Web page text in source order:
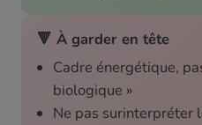
🔻 À garder en tête
Cadre énergétique,
biologique »
Ne pas surinterpréter